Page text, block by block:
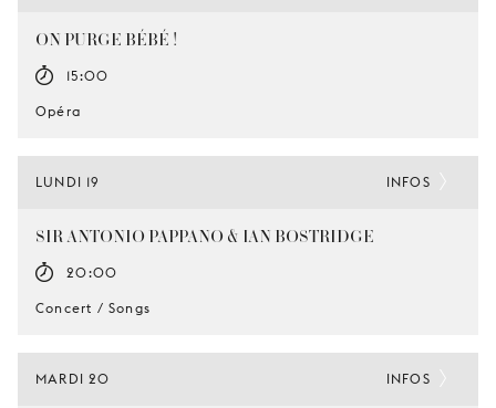
ON PURGE BÉBÉ !
15:00
Opéra
LUNDI 19
SIR ANTONIO PAPPANO & IAN BOSTRIDGE
20:00
Concert / Songs
INFOS
MARDI 20 INFOS